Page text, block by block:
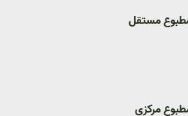
مستقل
مرکزی